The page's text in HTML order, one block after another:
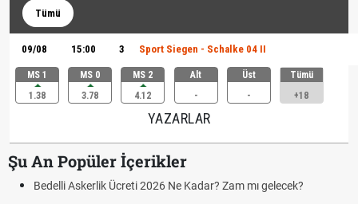
Tümü
09/08 15:00 3 Sport Siegen - Schalke 04 II
MS 1
1.38
MS 0
3.78
MS 2
4.12
Alt
-
Üst
-
Tümü
+18
YAZARLAR
Şu An Popüler İçerikler
Bedelli Askerlik Ücreti 2026 Ne Kadar? Zam mı gelecek?